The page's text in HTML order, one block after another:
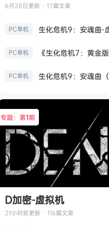
6月28日更新 · 17篇文章
PC单机
PC单机
PC单机
专题：第1期
D加密-虚拟机
21小时前更新 · 116篇文章